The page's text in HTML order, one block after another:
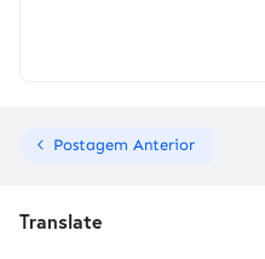
Postagem Anterior
Translate